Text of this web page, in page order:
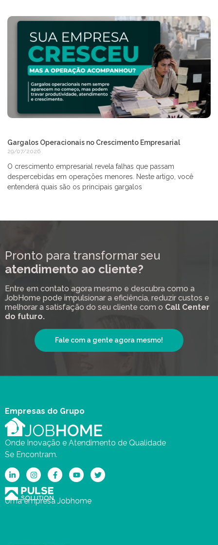
Gargalos Operacionais no Crescimento Empresarial
29/07/2026
O crescimento empresarial revela falhas que passam
despercebidas em operações menores. Neste artigo, você
entenderá quais são os principais gargalos
Pronto para transformar seu
atendimento ao cliente?
Entre em contato agora mesmo e descubra como a
JobHome pode impulsionar a eficiência, reduzir custos e
melhorar a satisfação do seu cliente com o Call Center
do futuro.
Fale com a gente agora mesmo!
Empresas do Grupo
Onde Inovação e Atendimento de Qualidade
Se Encontram.
Uma empresa Jobhome